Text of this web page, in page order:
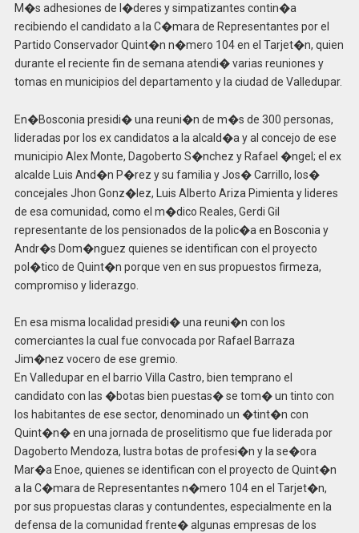
M�s adhesiones de l�deres y simpatizantes contin�a
recibiendo el candidato a la C�mara de Representantes por el
Partido Conservador Quint�n n�mero 104 en el Tarjet�n, quien
durante el reciente fin de semana atendi� varias reuniones y
tomas en municipios del departamento y la ciudad de Valledupar.
En�Bosconia presidi� una reuni�n de m�s de 300 personas,
lideradas por los ex candidatos a la alcald�a y al concejo de ese
municipio Alex Monte, Dagoberto S�nchez y Rafael �ngel; el ex
alcalde Luis And�n P�rez y su familia y Jos� Carrillo, los�
concejales Jhon Gonz�lez, Luis Alberto Ariza Pimienta y lideres
de esa comunidad, como el m�dico Reales, Gerdi Gil
representante de los pensionados de la polic�a en Bosconia y
Andr�s Dom�nguez quienes se identifican con el proyecto
pol�tico de Quint�n porque ven en sus propuestos firmeza,
compromiso y liderazgo.
En esa misma localidad presidi� una reuni�n con los
comerciantes la cual fue convocada por Rafael Barraza
Jim�nez vocero de ese gremio.
En Valledupar en el barrio Villa Castro, bien temprano el
candidato con las �botas bien puestas� se tom� un tinto con
los habitantes de ese sector, denominado un �tint�n con
Quint�n� en una jornada de proselitismo que fue liderada por
Dagoberto Mendoza, lustra botas de profesi�n y la se�ora
Mar�a Enoe, quienes se identifican con el proyecto de Quint�n
a la C�mara de Representantes n�mero 104 en el Tarjet�n,
por sus propuestas claras y contundentes, especialmente en la
defensa de la comunidad frente� algunas empresas de los